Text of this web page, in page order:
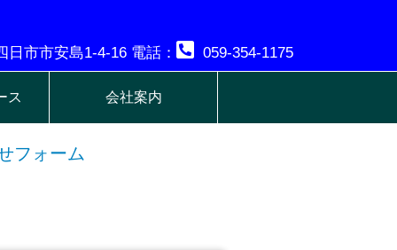
日市市安島1-4-16 電話： 059-354-1175
ス 会社案内
フォーム